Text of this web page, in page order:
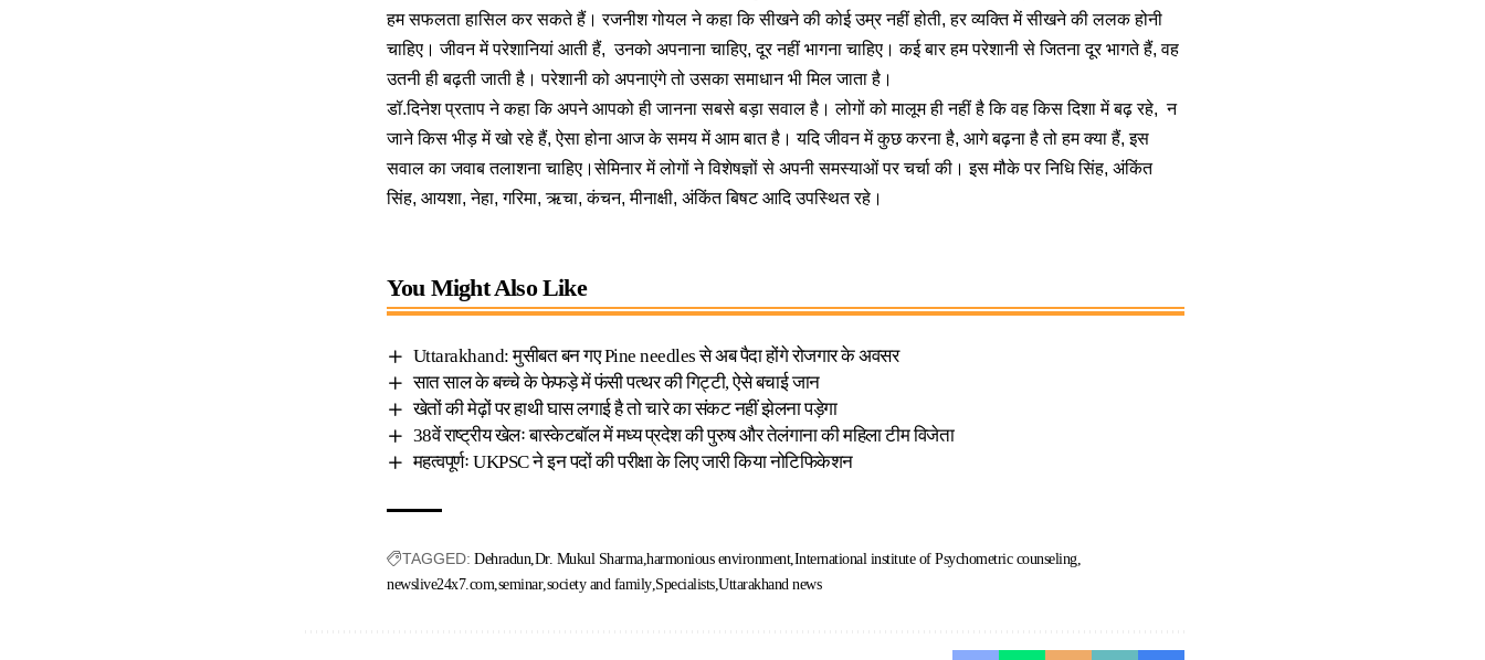
हम सफलता हासिल कर सकते हैं। रजनीश गोयल ने कहा कि सीखने की कोई उम्र नहीं होती, हर व्यक्ति में सीखने की ललक होनी
चाहिए। जीवन में परेशानियां आती हैं, उनको अपनाना चाहिए, दूर नहीं भागना चाहिए। कई बार हम परेशानी से जितना दूर भागते हैं, वह
उतनी ही बढ़ती जाती है। परेशानी को अपनाएंगे तो उसका समाधान भी मिल जाता है।
डॉ.दिनेश प्रताप ने कहा कि अपने आपको ही जानना सबसे बड़ा सवाल है। लोगों को मालूम ही नहीं है कि वह किस दिशा में बढ़ रहे, न
जाने किस भीड़ में खो रहे हैं, ऐसा होना आज के समय में आम बात है। यदि जीवन में कुछ करना है, आगे बढ़ना है तो हम क्या हैं, इस
सवाल का जवाब तलाशना चाहिए।सेमिनार में लोगों ने विशेषज्ञों से अपनी समस्याओं पर चर्चा की। इस मौके पर निधि सिंह, अंकिंत
सिंह, आयशा, नेहा, गरिमा, ऋचा, कंचन, मीनाक्षी, अंकिंत बिषट आदि उपस्थित रहे।
You Might Also Like
Uttarakhand: मुसीबत बन गए Pine needles से अब पैदा होंगे रोजगार के अवसर
सात साल के बच्चे के फेफड़े में फंसी पत्थर की गिट्टी, ऐसे बचाई जान
खेतों की मेढ़ों पर हाथी घास लगाई है तो चारे का संकट नहीं झेलना पड़ेगा
38वें राष्ट्रीय खेलः बास्केटबॉल में मध्य प्रदेश की पुरुष और तेलंगाना की महिला टीम विजेता
महत्वपूर्णः UKPSC ने इन पदों की परीक्षा के लिए जारी किया नोटिफिकेशन
TAGGED: Dehradun Dr. Mukul Sharma harmonious environment International institute of Psychometric counseling
newslive24x7.com seminar society and family Specialists Uttarakhand news